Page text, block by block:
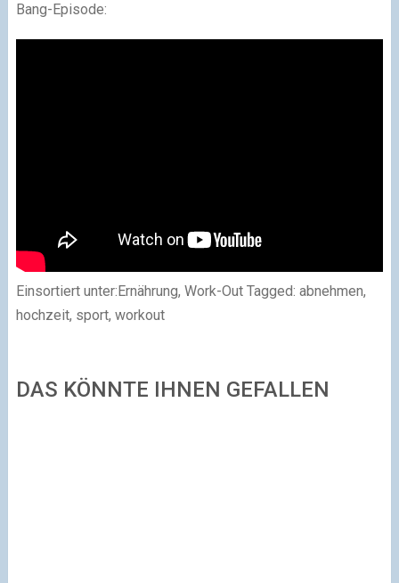
Bang-Episode:
Einsortiert unter:Ernährung, Work-Out Tagged: abnehmen,
hochzeit, sport, workout
DAS KÖNNTE IHNEN GEFALLEN